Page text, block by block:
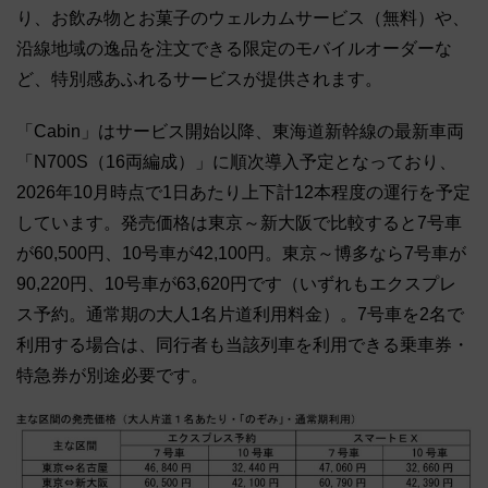
り、お飲み物とお菓子のウェルカムサービス（無料）や、
沿線地域の逸品を注文できる限定のモバイルオーダーな
ど、特別感あふれるサービスが提供されます。
「Cabin」はサービス開始以降、東海道新幹線の最新車両
「N700S（16両編成）」に順次導入予定となっており、
2026年10月時点で1日あたり上下計12本程度の運行を予定
しています。発売価格は東京～新大阪で比較すると7号車
が60,500円、10号車が42,100円。東京～博多なら7号車が
90,220円、10号車が63,620円です（いずれもエクスプレ
ス予約。通常期の大人1名片道利用料金）。7号車を2名で
利用する場合は、同行者も当該列車を利用できる乗車券・
特急券が別途必要です。